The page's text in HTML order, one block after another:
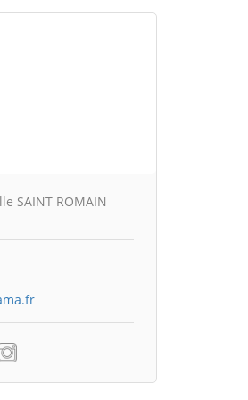
SAINT ROMAIN